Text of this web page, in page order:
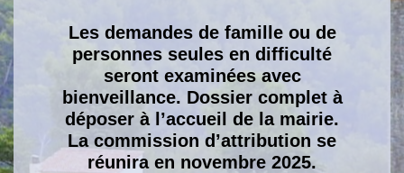
Les demandes de famille ou de
personnes seules en difficulté
seront examinées avec
bienveillance. Dossier complet à
déposer à l’accueil de la mairie.
La commission d’attribution se
réunira en novembre 2025.